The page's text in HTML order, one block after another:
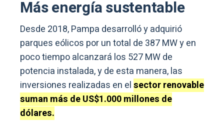
Más energía sustentable
Desde 2018, Pampa desarrolló y adquirió
parques eólicos por un total de 387 MW y en
poco tiempo alcanzará los 527 MW de
potencia instalada, y de esta manera, las
inversiones realizadas en elsector renovable
suman más de US$1.000 millones de
dólares.